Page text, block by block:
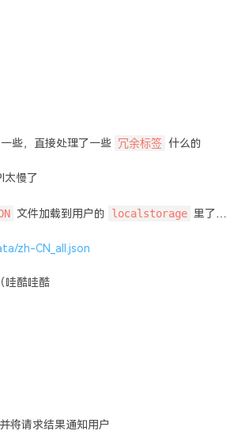
些，直接处理了一些 冗余标签 什么的
太慢了
文件加载到用户的 localstorage 里了…
zh-CN_all.json
哇酷哇酷
将请求结果通知用户